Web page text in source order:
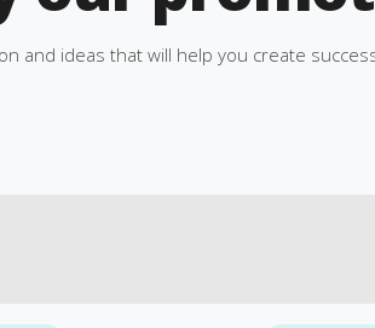
and ideas that will help you create